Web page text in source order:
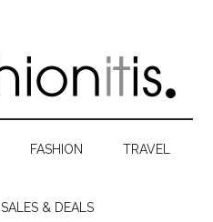
FASHION TRAVEL
SALES & DEALS